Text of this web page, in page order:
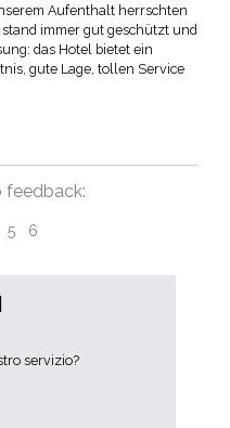
Aufenthalt herrschten
immer gut geschützt und
das Hotel bietet ein
gute Lage, tollen Service
feedback:
5 6
servizio?